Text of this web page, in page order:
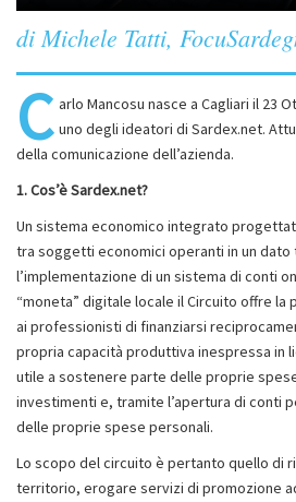
di Michele Tatti,
C arlo Mancosu nasce a Cagliari il 23
uno degli ideatori di Sardex.net.
della comunicazione dell’azienda.
1. Cos’è Sardex.net?
Un sistema economico integrato
tra soggetti economici operanti in un
l’implementazione di un sistema di conti
“moneta” digitale locale il Circuito offre la
ai professionisti di finanziarsi
propria capacità produttiva inespressa in
utile a sostenere parte delle proprie
investimenti e, tramite l’apertura di conti
delle proprie spese personali.
Lo scopo del circuito è pertanto quello di
territorio, erogare servizi di promozione